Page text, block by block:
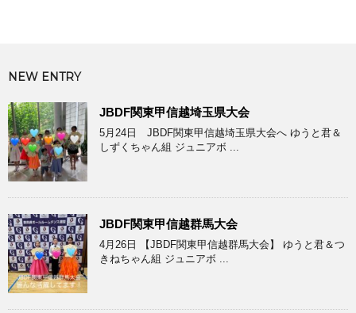
NEW ENTRY
JBDF関東甲信越埼玉県大会
5月24日 JBDF関東甲信越埼玉県大会へ ゆうと君＆
しずくちゃん組 ジュニアボ ...
JBDF関東甲信越群馬大会
4月26日 【JBDF関東甲信越群馬大会】 ゆうと君＆つ
きねちゃん組 ジュニアボ ...